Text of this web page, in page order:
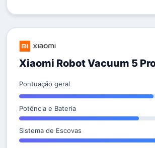
Xiaomi Robot Vacuum 5
Pontuação geral
Potência e Bateria
Sistema de Escovas